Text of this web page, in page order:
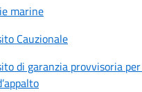
marine
Cauzionale
di garanzia provvisoria